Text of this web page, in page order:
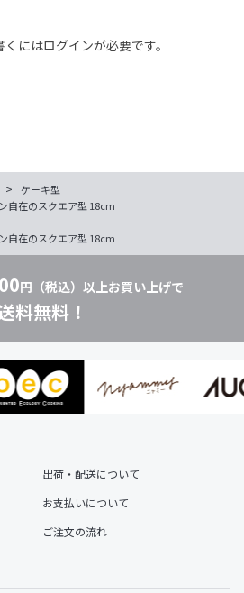
くにはログインが必要です。
> ケーキ型
自在のスクエア型 18cm
自在のスクエア型 18cm
円（税込）以上お買い上げで
料無料！
出荷・配送について
お支払いについて
ご注文の流れ